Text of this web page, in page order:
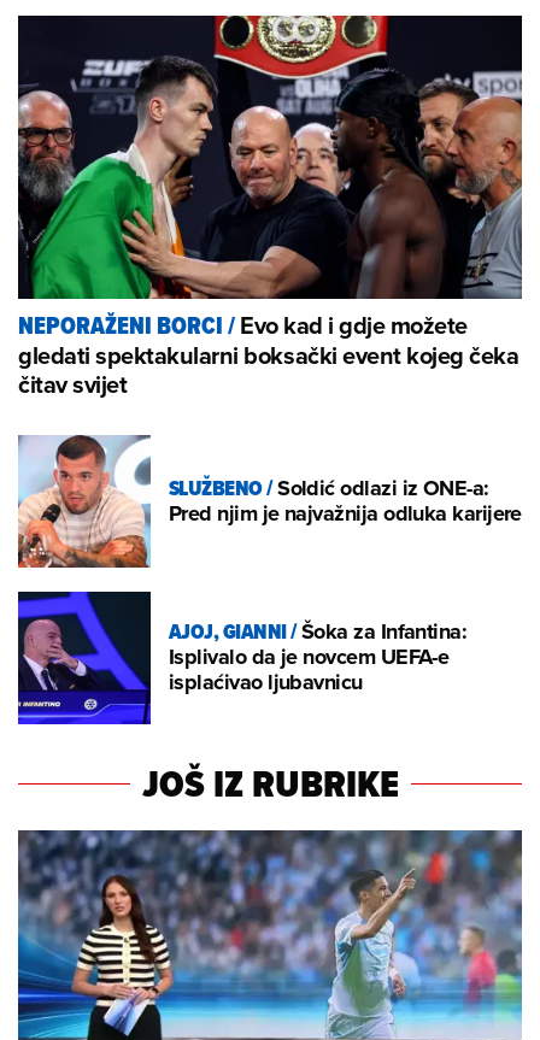
NEPORAŽENI BORCI/Evo kad i gdje možete
gledati spektakularni boksački event kojeg čeka
čitav svijet
SLUŽBENO/Soldić odlazi iz ONE-a:
Pred njim je najvažnija odluka karijere
AJOJ, GIANNI/Šoka za Infantina:
Isplivalo da je novcem UEFA-e
isplaćivao ljubavnicu
JOŠ IZ RUBRIKE